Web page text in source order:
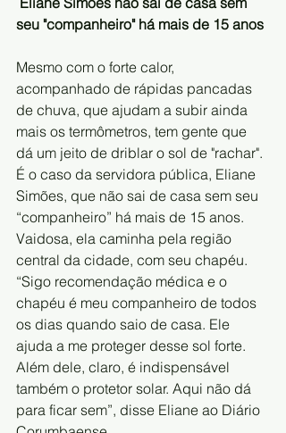
seu "companheiro" há mais de 15 anos
Mesmo com o forte calor,
acompanhado de rápidas pancadas
de chuva, que ajudam a subir ainda
mais os termômetros, tem gente que
dá um jeito de driblar o sol de "rachar".
É o caso da servidora pública, Eliane
Simões, que não sai de casa sem seu
“companheiro” há mais de 15 anos.
Vaidosa, ela caminha pela região
central da cidade, com seu chapéu.
“Sigo recomendação médica e o
chapéu é meu companheiro de todos
os dias quando saio de casa. Ele
ajuda a me proteger desse sol forte.
Além dele, claro, é indispensável
também o protetor solar. Aqui não dá
para ficar sem”, disse Eliane ao Diário